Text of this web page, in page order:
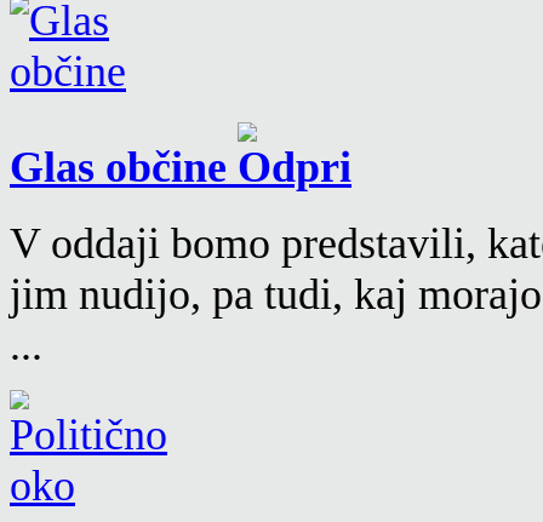
Glas občine
V oddaji bomo predstavili,
jim nudijo, pa tudi, kaj
...